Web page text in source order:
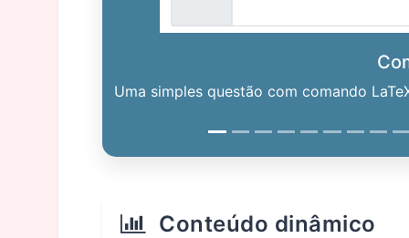
Uma simples questão com comando
Conteúdo dinâmico